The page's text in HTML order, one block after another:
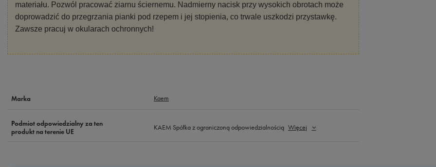
materiału. Pozwól pracować ziarnu ściernemu. Nadmierny nacisk przy wysokich obrotach może
doprowadzić do przegrzania pianki pod rzepem i jej stopienia, co trwale uszkodzi przystawkę.
Zawsze pracuj w okularach ochronnych!
Marka Kaem
Podmiot odpowiedzialny za ten
produkt na terenie UE
KAEM Spółka z ograniczoną odpowiedzialnością Więcej